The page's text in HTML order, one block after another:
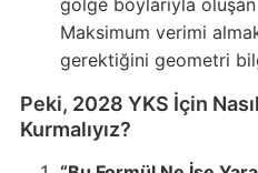
Maksimum verimi
gerektiğini geometri
Peki, 2028 YKS İçin
Kurmalıyız?